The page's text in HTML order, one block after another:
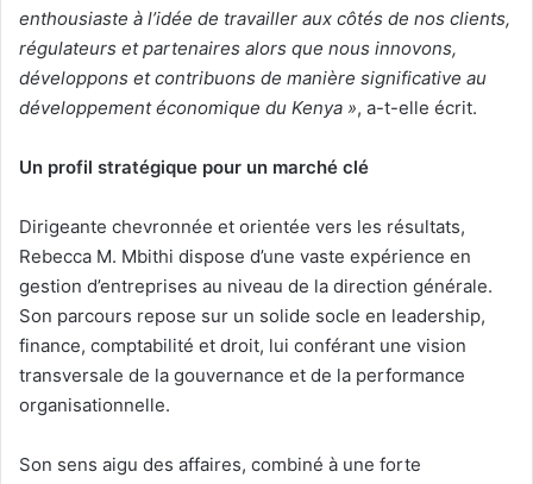
enthousiaste à l’idée de travailler aux côtés de nos clients,
régulateurs et partenaires alors que nous innovons,
développons et contribuons de manière significative au
développement économique du Kenya », a-t-elle écrit.
Un profil stratégique pour un marché clé
Dirigeante chevronnée et orientée vers les résultats,
Rebecca M. Mbithi dispose d’une vaste expérience en
gestion d’entreprises au niveau de la direction générale.
Son parcours repose sur un solide socle en leadership,
finance, comptabilité et droit, lui conférant une vision
transversale de la gouvernance et de la performance
organisationnelle.
Son sens aigu des affaires, combiné à une forte